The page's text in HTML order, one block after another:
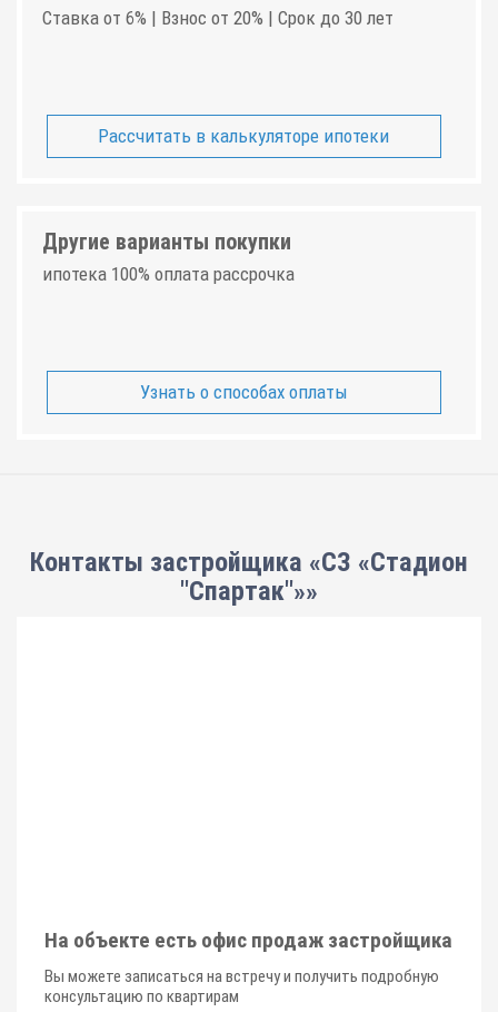
Ставка от 6% | Взнос от 20% | Срок до 30 лет
Рассчитать в калькуляторе ипотеки
Другие варианты покупки
ипотека 100% оплата рассрочка
Узнать о способах оплаты
Контакты застройщика «СЗ «Стадион
"Спартак"»»
На объекте есть офис продаж застройщика
Вы можете записаться на встречу и получить подробную
консультацию по квартирам